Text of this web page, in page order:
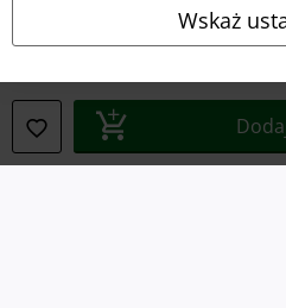
Wskaż
Ustawienia Plików Cookie
Skorzystaj z prawa do odstąpienia
Wszystkie ceny zawierają podatek
wysyłki.